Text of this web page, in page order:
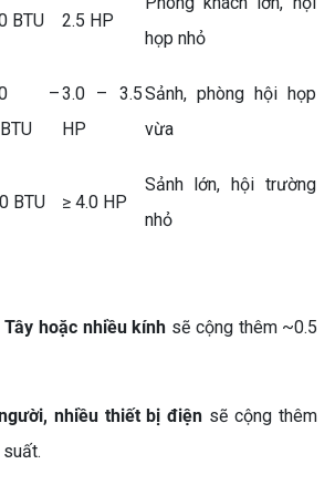
BTU 2.5 HP
họp nhỏ
–3.0 – 3.5
HP
Sảnh, phòng hội họp
vừa
BTU ≥ 4.0 HP
Sảnh lớn, hội trường
nhỏ
hoặc nhiều kính sẽ cộng thêm ~0.5
nhiều thiết bị điện sẽ cộng thêm